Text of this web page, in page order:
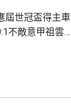
加拉塔沙雷及
，將參與歐霸...
屆世冠盃得主車
不敵意甲祖雲
區外勁射破